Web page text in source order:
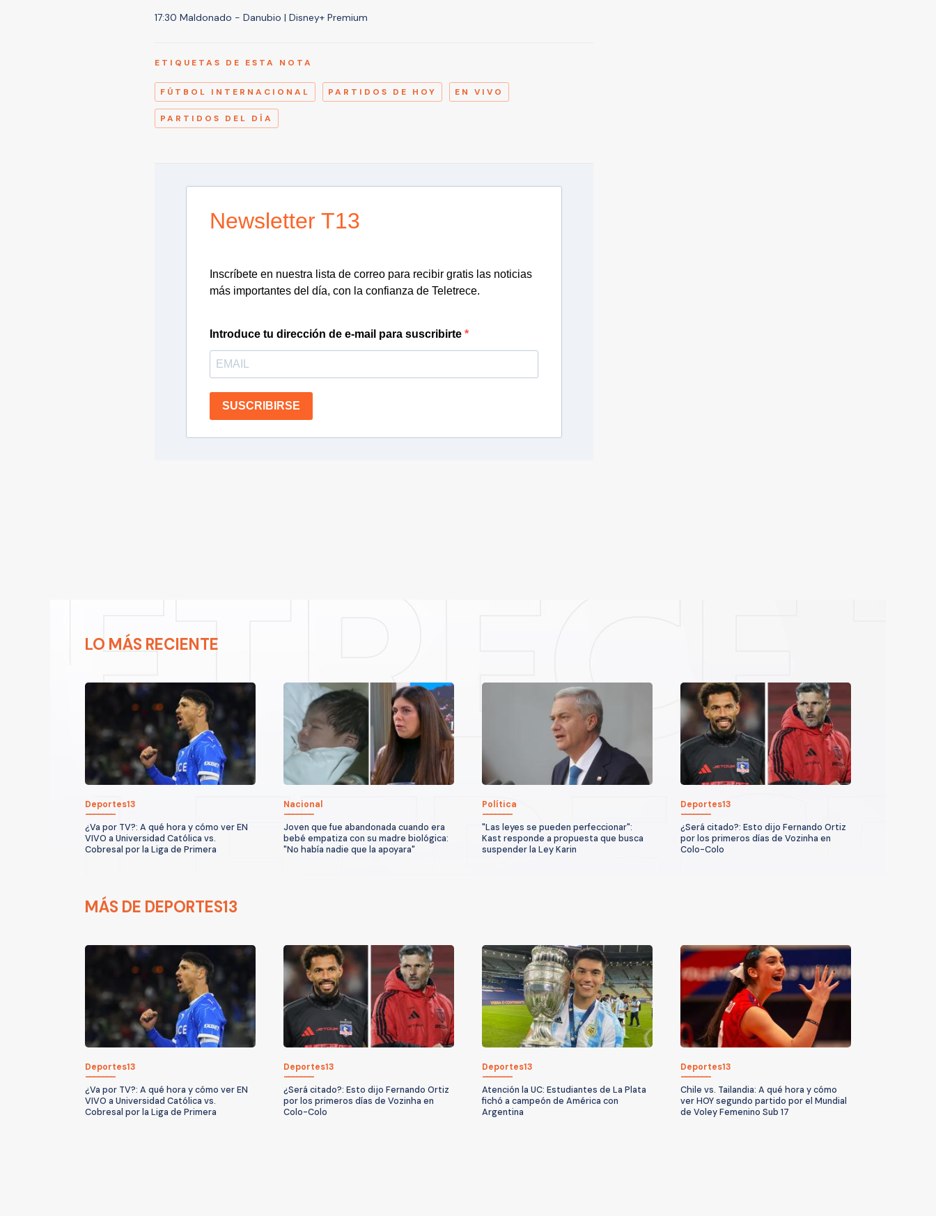
17:30 Maldonado - Danubio | Disney+ Premium
ETIQUETAS DE ESTA NOTA
FÚTBOL INTERNACIONAL PARTIDOS DE HOY EN VIVO
PARTIDOS DEL DÍA
Newsletter T13
Inscríbete en nuestra lista de correo para recibir gratis las noticias
más importantes del día, con la confianza de Teletrece.
Introduce tu dirección de e-mail para suscribirte
SUSCRIBIRSE
LO MÁS RECIENTE
Deportes13
¿Va por TV?: A qué hora y cómo ver EN
VIVO a Universidad Católica vs.
Cobresal por la Liga de Primera
Nacional
Joven que fue abandonada cuando era
bebé empatiza con su madre biológica:
"No había nadie que la apoyara"
Política
"Las leyes se pueden perfeccionar":
Kast responde a propuesta que busca
suspender la Ley Karin
Deportes13
¿Será citado?: Esto dijo Fernando Ortiz
por los primeros días de Vozinha en
Colo-Colo
MÁS DE DEPORTES13
Deportes13
¿Va por TV?: A qué hora y cómo ver EN
VIVO a Universidad Católica vs.
Cobresal por la Liga de Primera
Deportes13
¿Será citado?: Esto dijo Fernando Ortiz
por los primeros días de Vozinha en
Colo-Colo
Deportes13
Atención la UC: Estudiantes de La Plata
fichó a campeón de América con
Argentina
Deportes13
Chile vs. Tailandia: A qué hora y cómo
ver HOY segundo partido por el Mundial
de Voley Femenino Sub 17